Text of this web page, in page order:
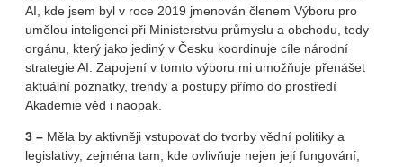
AI, kde jsem byl v roce 2019 jmenován členem Výboru pro
umělou inteligenci při Ministerstvu průmyslu a obchodu, tedy
orgánu, který jako jediný v Česku koordinuje cíle národní
strategie AI. Zapojení v tomto výboru mi umožňuje přenášet
aktuální poznatky, trendy a postupy přímo do prostředí
Akademie věd i naopak.
3 – Měla by aktivněji vstupovat do tvorby vědní politiky a
legislativy, zejména tam, kde ovlivňuje nejen její fungování,